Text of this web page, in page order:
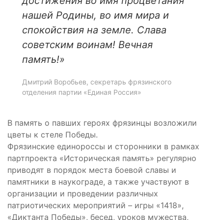
нашей Родины, во имя мира и
спокойствия на земле. Слава
советским воинам! Вечная
память!»
Дмитрий Воробьев, секретарь фрязинского
отделения партии «Единая Россия»
В память о павших героях фрязинцы возложили
цветы к стеле Победы.
Фрязинские единороссы и сторонники в рамках
партпроекта «Историческая память» регулярно
приводят в порядок места боевой славы и
памятники в наукограде, а также участвуют в
организации и проведении различных
патриотических мероприятий – игры «1418»,
«Диктанта Победы», бесед, уроков мужества,